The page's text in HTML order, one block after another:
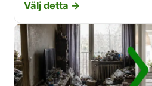
Välj detta →